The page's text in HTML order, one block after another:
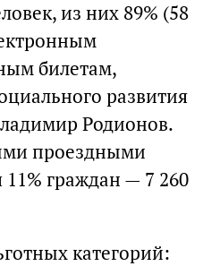
из них 89% (58
билетам,
развития
Родионов.
проездными
11% граждан — 7 260
категорий: